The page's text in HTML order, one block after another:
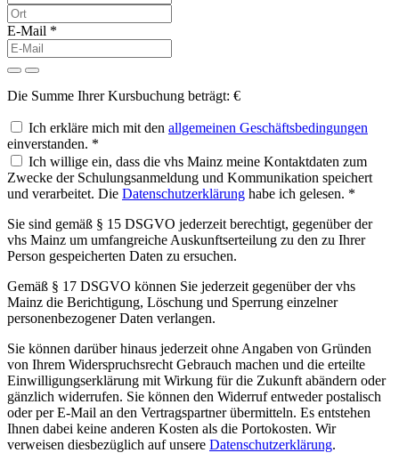
E-Mail *
Die Summe Ihrer Kursbuchung beträgt: €
Ich erkläre mich mit den allgemeinen Geschäftsbedingungen
einverstanden. *
Ich willige ein, dass die vhs Mainz meine Kontaktdaten zum
Zwecke der Schulungsanmeldung und Kommunikation speichert
und verarbeitet. Die Datenschutzerklärung habe ich gelesen. *
Sie sind gemäß § 15 DSGVO jederzeit berechtigt, gegenüber der
vhs Mainz um umfangreiche Auskunftserteilung zu den zu Ihrer
Person gespeicherten Daten zu ersuchen.
Gemäß § 17 DSGVO können Sie jederzeit gegenüber der vhs
Mainz die Berichtigung, Löschung und Sperrung einzelner
personenbezogener Daten verlangen.
Sie können darüber hinaus jederzeit ohne Angaben von Gründen
von Ihrem Widerspruchsrecht Gebrauch machen und die erteilte
Einwilligungserklärung mit Wirkung für die Zukunft abändern oder
gänzlich widerrufen. Sie können den Widerruf entweder postalisch
oder per E-Mail an den Vertragspartner übermitteln. Es entstehen
Ihnen dabei keine anderen Kosten als die Portokosten. Wir
verweisen diesbezüglich auf unsere Datenschutzerklärung.